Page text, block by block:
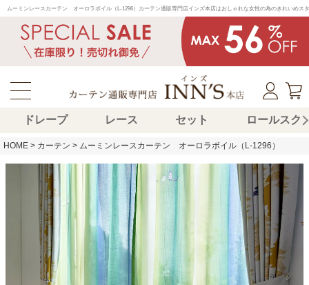
ムーミンレースカーテン　オーロラボイル（L-1296）カーテン通販専門店インズ本店はおしゃれな女性の為のきれいめス
ドレープ レース セット ロールスク
HOME カーテン ムーミンレースカーテン オーロラボイル（L-1296）